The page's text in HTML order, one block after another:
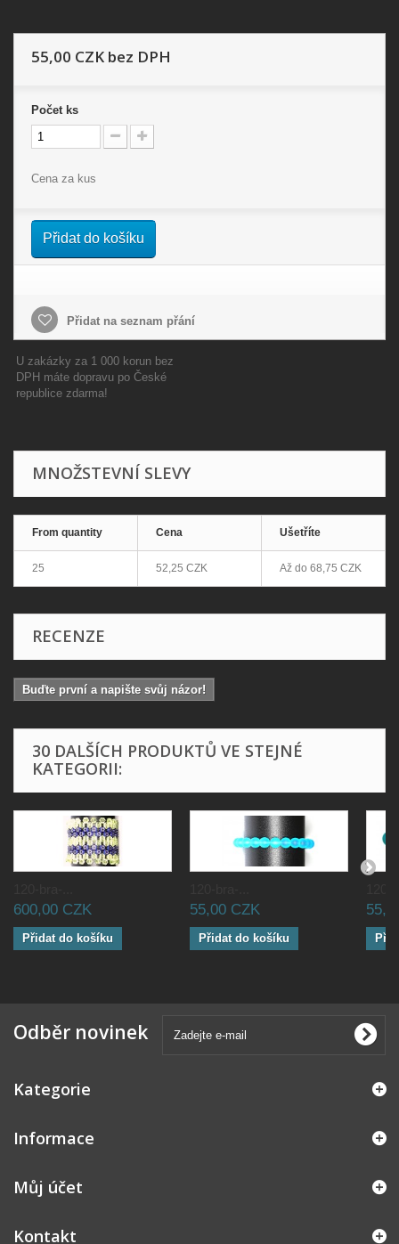
55,00 CZK bez DPH
Počet ks
Cena za kus
Přidat do košíku
Přidat na seznam přání
U zakázky za 1 000 korun bez
DPH máte dopravu po České
republice zdarma!
MNOŽSTEVNÍ SLEVY
From quantity Cena Ušetříte
25 52,25 CZK Až do 68,75 CZK
RECENZE
Buďte první a napište svůj názor!
30 DALŠÍCH PRODUKTŮ VE STEJNÉ
KATEGORII:
600,00 CZK
Přidat do košíku
55,00 CZK
Přidat do košíku
Odběr novinek
Kategorie
Informace
Můj účet
Kontakt